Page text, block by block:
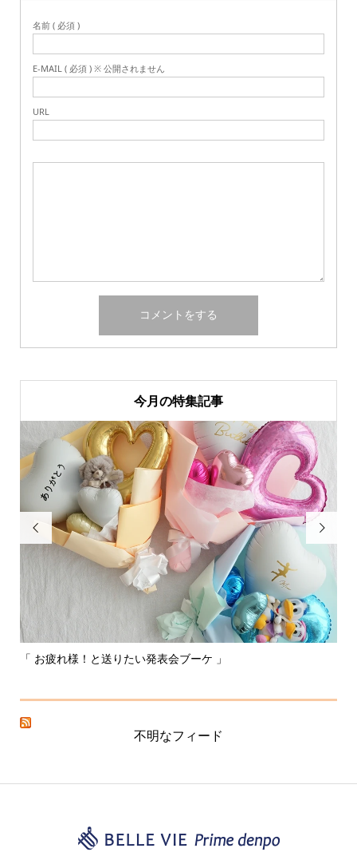
名前 ( 必須 )
E-MAIL ( 必須 ) ※ 公開されません
URL
今月の特集記事

「 お疲れ様！と送りたい発表会ブーケ 」

不明なフィード